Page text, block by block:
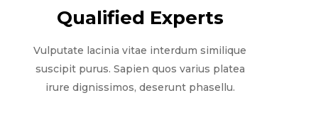
Qualified Experts
Vulputate lacinia vitae interdum similique
suscipit purus. Sapien quos varius platea
irure dignissimos, deserunt phasellu.